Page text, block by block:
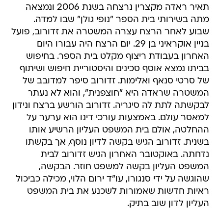
תאיר ראדה מקצרין נרצחה בשנת 2006 ונמצאה
מתה בשירותי בית הספר "נופי גולן" שבו למדה.
שבוע לאחר הרצח עצרה המשטרה את זדורוב, פועל
בניין אוקראיני בן 29. יום הרצח היה עבורו היום
האחרון בעבודת ריצוף מקלט בית הספר. בחיפוש
בביתו נמצא אוסף סכינים והיסטוריית חיפוש ושיתוף
של סרטי סנאף ואלימות. זדורוב סיפר למדובב של
המשטרה שראדה היא "חוצפנית", והוא לא נעתר
לבקשתה לתת לה סיגריה. זדורוב הורשע ברצח ונידון
למאסר עולם. באמצעות עורכי דינו הוא ערער על
ההחלטה, אולם בית המשפט העליון הרשיע אותו
בשנית. זדורוב הגיש בקשה לדיון נוסף, אך בקשתו
נדחתה. באוקטובר האחרון הגיש זדורוב לבית
המשפט העליון בקשה למשפט חוזר. הבקשה,
שהוגשה על ידי סנגורו, עו"ד ירום הלוי, מכילה כביכול
ראיות חדשות שאמורות לשכנע את בית המשפט
העליון לדון שוב בתיק.